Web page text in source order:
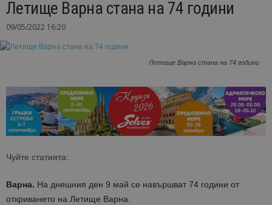
Летище Варна стана на 74 години
09/05/2022 16:20
Летище Варна стана на 74 години
Чуйте статията:
Варна. На днешния ден 9 май се навършват 74 години от
откриването на Летище Варна.